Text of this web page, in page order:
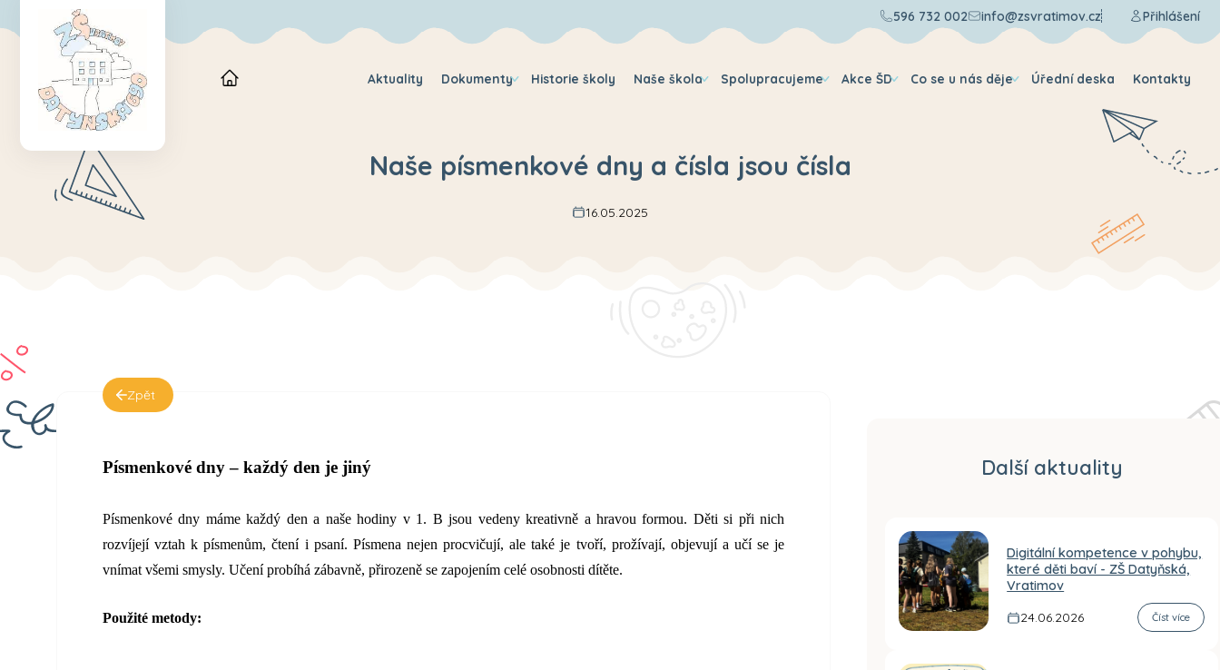
596 732 002 info@zsvratimov.cz Přihlášení
Aktuality Dokumenty Historie školy Naše škola Spolupracujeme Akce ŠD Co se u nás děje Úřední deska Kontakty
Naše písmenkové dny a čísla jsou čísla
16.05.2025
Zpět
Písmenkové dny – každý den je jiný
Písmenkové dny máme každý den a naše hodiny v 1. B jsou vedeny kreativně a hravou formou. Děti si při nich
rozvíjejí vztah k písmenům, čtení i psaní. Písmena nejen procvičují, ale také je tvoří, prožívají, objevují a učí se je
vnímat všemi smysly. Učení probíhá zábavně, přirozeně se zapojením celé osobnosti dítěte.
Použité metody:
Další aktuality
Digitální kompetence v pohybu,
které děti baví - ZŠ Datyňská,
Vratimov
24.06.2026
Číst více